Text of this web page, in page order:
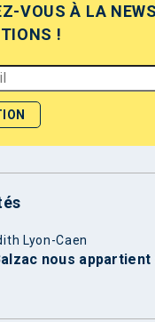
VOUS À LA
!
Lyon-Caen
nous appartient